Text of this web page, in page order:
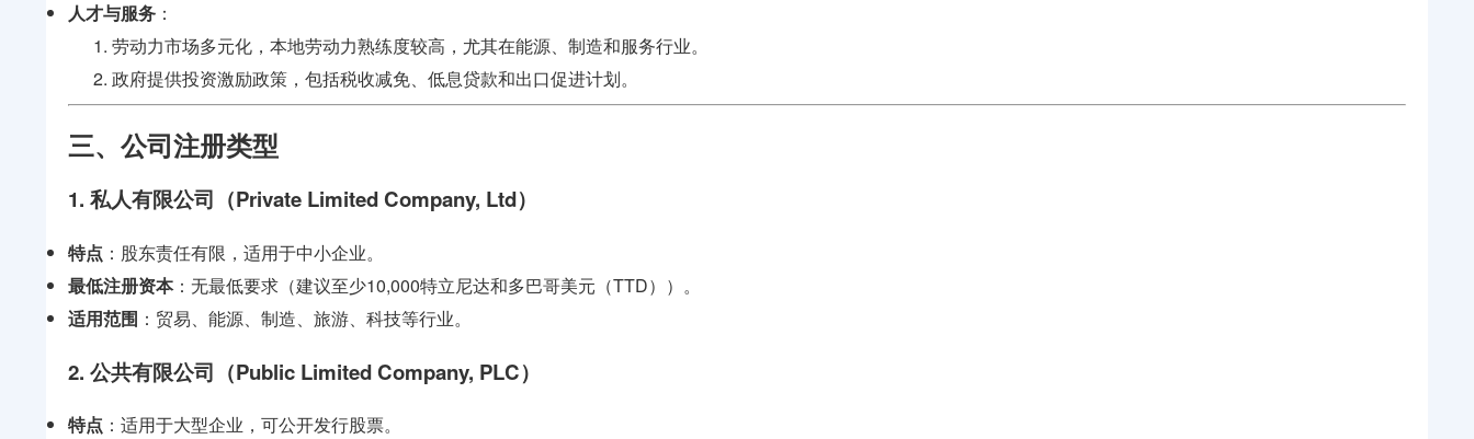
人才与服务 ：
劳动力市场多元化，本地劳动力熟练度较高，尤其在能源、制造和服务行业。
政府提供投资激励政策，包括税收减免、低息贷款和出口促进计划。
三、公司注册类型
1. 私人有限公司（Private Limited Company, Ltd）
特点 ：股东责任有限，适用于中小企业。
最低注册资本：无最低要求（建议至少10,000特立尼达和多巴哥美元（TTD））。
适用范围 ：贸易、能源、制造、旅游、科技等行业。
2. 公共有限公司（Public Limited Company, PLC）
特点 ：适用于大型企业，可公开发行股票。